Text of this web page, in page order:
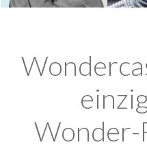
Wonder-